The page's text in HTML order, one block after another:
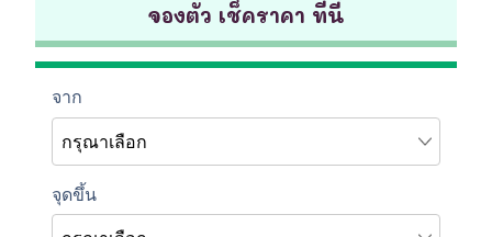
จองตั๋ว เช็คราคา ที่นี่